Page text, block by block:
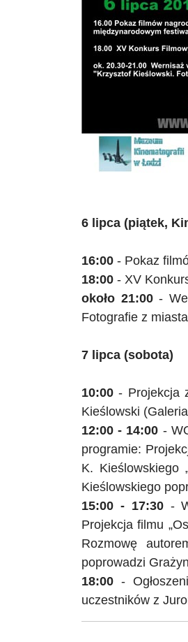
6 lipca (piątek,
16:00 - Pokaz
18:00 - XV
około 21:00-
Fotografie z
7 lipca (sobota)
10:00 - Projekcja
Kieślowski
12:00 - 14:00 -
programie:
K. Kieślowskiego
Kieślowskiego
15:00 - 17:30-
Projekcja filmu
Rozmowę
poprowadzi
18:00 -
uczestników z